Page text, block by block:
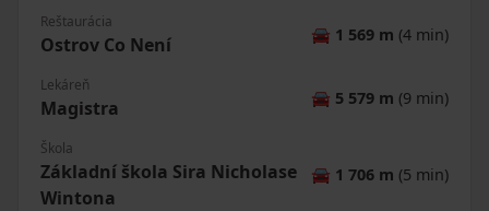
Reštaurácia
Ostrov Co Není 🚘 1 569 m (4 min)
Lekáreň
Magistra 🚘 5 579 m (9 min)
Škola
Základní škola Sira Nicholase
Wintona
🚘 1 706 m (5 min)